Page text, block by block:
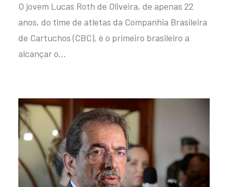
O jovem Lucas Roth de Oliveira, de apenas 22
anos, do time de atletas da Companhia Brasileira
de Cartuchos (CBC), é o primeiro brasileiro a
alcançar o…